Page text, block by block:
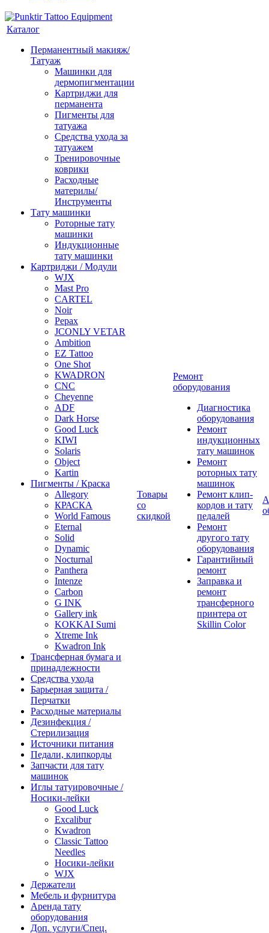
Каталог
Перманентный макияж/
Татуаж
Машинки для
дермопигментации
Картриджи для
перманента
Пигменты для
татуажа
Средства ухода за
татуажем
Тренировочные
коврики
Расходные
материлы/
Инструменты
Тату машинки
Роторные тату
машинки
Индукционные
тату машинки
Картриджи / Модули
WJX
Mast Pro
CARTEL
Noir
Pepax
JCONLY VETAR
Ambition
EZ Tattoo
One Shot
KWADRON
CNC
Cheyenne
ADF
Dark Horse
Good Luck
KIWI
Solaris
Object
Kartin
Пигменты / Краска
Allegory
КРАСКА
World Famous
Eternal
Solid
Dynamic
Nocturnal
Panthera
Intenze
Carbon
G INK
Gallery ink
KOKKAI Sumi
Xtreme Ink
Kwadron Ink
Трансферная бумага и
принадлежности
Средства ухода
Барьерная защита /
Перчатки
Расходные материалы
Дезинфекция /
Стерилизация
Источники питания
Педали, клипкорды
Запчасти для тату
машинок
Иглы татуировочные /
Носики-лейки
Good Luck
Excalibur
Kwadron
Classic Tattoo
Needles
Носики-лейки
WJX
Держатели
Мебель и фурнитура
Аренда тату
оборудования
Доп. услуги/Спец.
Товары
со
скидкой
Ремонт
оборудования
Диагностика
оборудования
Ремонт
индукционных
тату машинок
Ремонт
роторных тату
машинок
Ремонт клип-
кордов и тату
педалей
Ремонт
другого тату
оборудования
Гарантийный
ремонт
Заправка и
ремонт
трансферного
принтера от
Skillin Color